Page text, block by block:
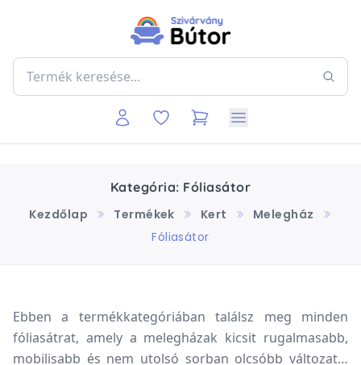
Kategória: Fóliasátor
Kezdőlap
Termékek Kert
Melegház
Fóliasátor
Ebben a termékkategóriában találsz meg minden
fóliasátrat, amely a melegházak kicsit rugalmasabb,
mobilisabb és nem utolsó sorban olcsóbb változata.